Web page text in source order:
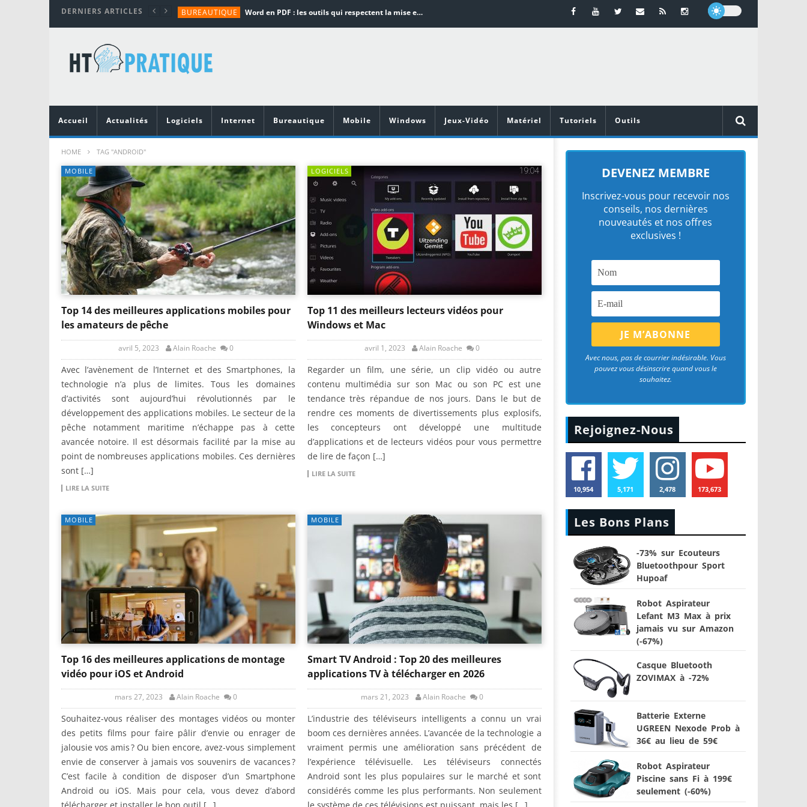
DERNIERS ARTICLES BUREAUTIQUE Word en PDF : les outils qui respectent la mise en page
TUTORIALS
MATÉRIEL
Vidéoprojecteurs Asus : Top 6 des meilleurs modèles de la marque
Accueil
Actualités Logiciels Internet Bureautique Mobile Windows Jeux-Vidéo Matériel Tutoriels Outils
HOME TAG "ANDROID"
MOBILE
Top 14 des meilleures applications mobiles pour
les amateurs de pêche
avril 5, 2023 Alain Roache 0
Avec l’avènement de l’Internet et des Smartphones, la
technologie n’a plus de limites. Tous les domaines
d’activités sont aujourd’hui révolutionnés par le
développement des applications mobiles. Le secteur de la
pêche notamment maritime n’échappe pas à cette
avancée notoire. Il est désormais facilité par la mise au
point de nombreuses applications mobiles. Ces dernières
sont […]
LIRE LA SUITE
LOGICIELS
Top 11 des meilleurs lecteurs vidéos pour
Windows et Mac
avril 1, 2023 Alain Roache 0
Regarder un film, une série, un clip vidéo ou autre
contenu multimédia sur son Mac ou son PC est une
tendance très répandue de nos jours. Dans le but de
rendre ces moments de divertissements plus explosifs,
les concepteurs ont développé une multitude
d’applications et de lecteurs vidéos pour vous permettre
de lire de façon […]
LIRE LA SUITE
MOBILE
Top 16 des meilleures applications de montage
vidéo pour iOS et Android
mars 27, 2023 Alain Roache 0
Souhaitez-vous réaliser des montages vidéos ou monter
des petits films pour faire pâlir d’envie ou enrager de
jalousie vos amis ? Ou bien encore, avez-vous simplement
envie de conserver à jamais vos souvenirs de vacances ?
C’est facile à condition de disposer d’un Smartphone
Android ou iOS. Mais pour cela, vous devez d’abord
MOBILE
Smart TV Android : Top 20 des meilleures
applications TV à télécharger en 2026
mars 21, 2023 Alain Roache 0
L’industrie des téléviseurs intelligents a connu un vrai
boom ces dernières années. L’avancée de la technologie a
vraiment permis une amélioration sans précédent de
l’expérience télévisuelle. Les téléviseurs connectés
Android sont les plus populaires sur le marché et sont
considérés comme les plus performants. Non seulement
DEVENEZ MEMBRE
Inscrivez-vous pour recevoir nos
conseils, nos dernières
nouveautés et nos offres
exclusives !
Avec nous, pas de courrier indésirable. Vous
pouvez vous désinscrire quand vous le
souhaitez.
Rejoignez-Nous
10,954 5,171 2,478 173,673
Les Bons Plans
-73% sur Ecouteurs
Bluetoothpour Sport
Hupoaf
Robot Aspirateur
Lefant M3 Max à prix
jamais vu sur Amazon
(-67%)
Casque Bluetooth
ZOVIMAX à -72%
Batterie Externe
UGREEN Nexode Prob à
36€ au lieu de 59€
Robot Aspirateur
Piscine sans Fi à 199€
seulement (-60%)